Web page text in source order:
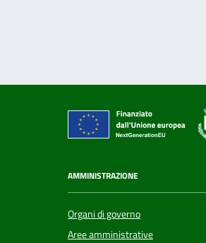
AMMINISTRAZIONE
Organi di governo
Aree amministrative